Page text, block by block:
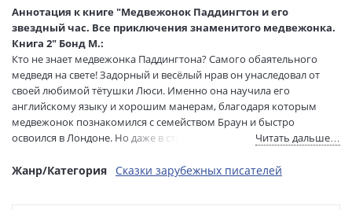
Редактор/
составитель:
Кипрушёва О.
Перевод:
Тип обложки:
Твердый переплет
Иллюстраторы:
Фортнум Пегги
Формат:
60х88 1/16
Размеры в мм
(ДхШхВ):
217x145x38
Вес:
930 гр.
Страниц:
800
Аннотация к книге "Медвежонок Паддингтон и его
звездный час. Все приключения знаменитого медвежонка.
Книга 2" Бонд М.:
Кто не знает медвежонка Паддингтона? Самого обаятельного
медведя на свете! Задорный и весёлый нрав он унаследовал от
своей любимой тётушки Люси. Именно она научила его
английскому языку и хорошим манерам, благодаря которым
медвежонок познакомился с семейством Браун и быстро
освоился в Лондоне. Но даже в столице Паддингтон не забывает
приключениях, а рассказать ему всегда есть о чём! Ведь
Читать дальше…
Жанр/Категория Сказки зарубежных писателей